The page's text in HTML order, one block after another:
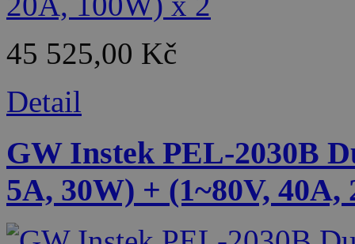
45 525,00 Kč
Detail
GW Instek PEL-2030B
5A, 30W) + (1~80V, 40A,